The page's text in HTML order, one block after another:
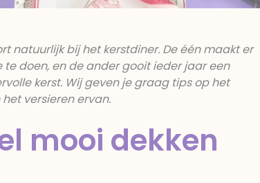
natuurlijk bij het kerstdiner. De één maakt er
doen, en de ander gooit ieder jaar een
kerst. Wij geven je graag tips op het
versieren ervan.
mooi dekken